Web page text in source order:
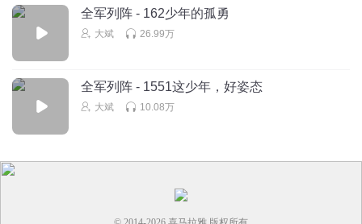
2024-02-07
如鲸向海lonely
死的活该，自作多情
2024-02-26
强行降智
都死吧
全军列阵 - 162少年的孤勇
大斌 26.99万
全军列阵 - 1551这少年，好姿态
大斌 10.08万